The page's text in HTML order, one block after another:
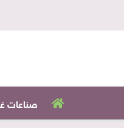
صناعات